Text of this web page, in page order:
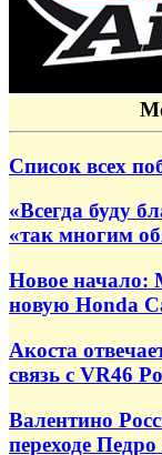
Список всех
«Всегда буду
«так многим
Новое начало:
новую Honda
Акоста
связь с VR46
Валентино
переходе